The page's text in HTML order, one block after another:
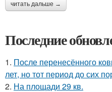
читать дальше →
Последние
1. После перенесённого
лет, но тот период до сих
2. На площади 29 кв.